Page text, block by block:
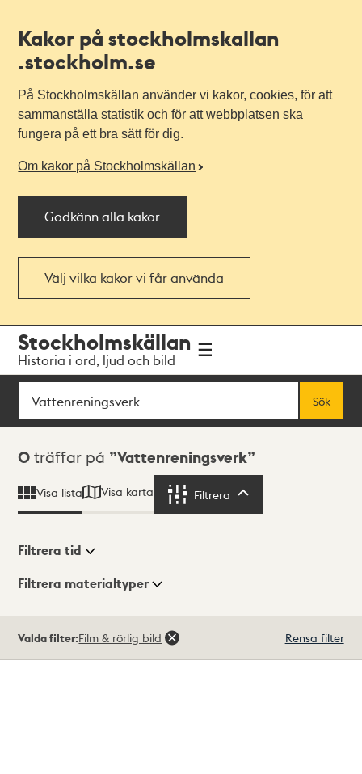
Kakor på stockholmskallan
.stockholm.se
På Stockholmskällan använder vi kakor, cookies, för att
sammanställa statistik och för att webbplatsen ska
fungera på ett bra sätt för dig.
Om kakor på Stockholmskällan
Godkänn alla kakor
Välj vilka kakor vi får använda
navigationen
huvudinnehållet
Stockholmskällan
Historia i ord, ljud och bild
Sök
Sök
Sökresultat
0 träffar på Vattenreningsverk
Visa lista Visa karta Filtrera
Visningsläge
Filtrera tid
Filtrera materialtyper
träffar
Valda filter:Film & rörlig bild Rensa filter